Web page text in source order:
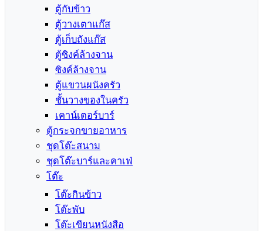
ตู้กับข้าว
ตู้วางเตาแก๊ส
ตู้เก็บถังแก๊ส
ตู้ซิงค์ล้างจาน
ซิงค์ล้างจาน
ตู้แขวนผนังครัว
ชั้นวางของในครัว
เคาน์เตอร์บาร์
ตู้กระจกขายอาหาร
ชุดโต๊ะสนาม
ชุดโต๊ะบาร์และคาเฟ่
โต๊ะ
โต๊ะกินข้าว
โต๊ะพับ
โต๊ะเขียนหนังสือ